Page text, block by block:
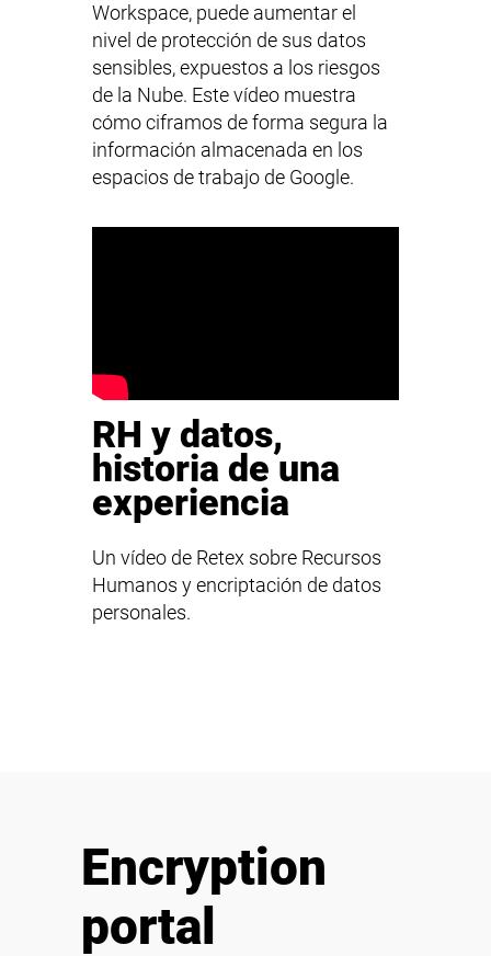
Workspace, puede aumentar el
nivel de protección de sus datos
sensibles, expuestos a los riesgos
de la Nube. Este vídeo muestra
cómo ciframos de forma segura la
información almacenada en los
espacios de trabajo de Google.
RH y datos,
historia de una
experiencia
Un vídeo de Retex sobre Recursos
Humanos y encriptación de datos
personales.
Encryption
portal